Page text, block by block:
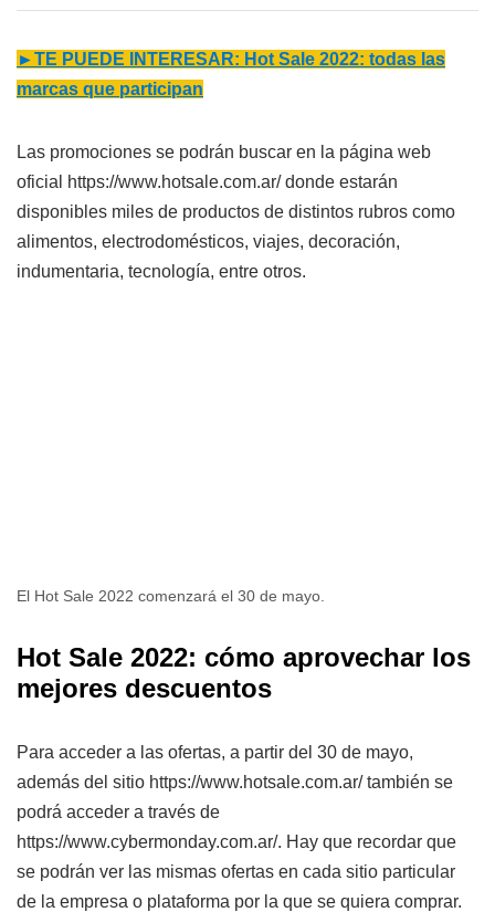
►TE PUEDE INTERESAR: Hot Sale 2022: todas las
marcas que participan
Las promociones se podrán buscar en la página web
oficial https://www.hotsale.com.ar/ donde estarán
disponibles miles de productos de distintos rubros como
alimentos, electrodomésticos, viajes, decoración,
indumentaria, tecnología, entre otros.
El Hot Sale 2022 comenzará el 30 de mayo.
Hot Sale 2022: cómo aprovechar los
mejores descuentos
Para acceder a las ofertas, a partir del 30 de mayo,
además del sitio https://www.hotsale.com.ar/ también se
podrá acceder a través de
https://www.cybermonday.com.ar/. Hay que recordar que
se podrán ver las mismas ofertas en cada sitio particular
de la empresa o plataforma por la que se quiera comprar.